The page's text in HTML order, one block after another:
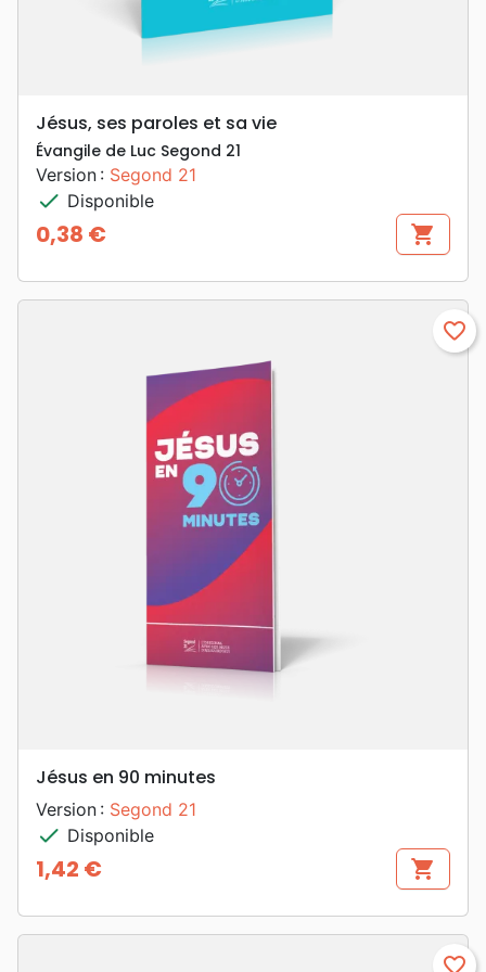
Jésus, ses paroles et sa vie
Évangile de Luc Segond 21
Version : Segond 21
check Disponible
Prix
0,38 € shopping_cart
favorite_border
Jésus en 90 minutes
Version : Segond 21
check Disponible
Prix
1,42 € shopping_cart
favorite_border